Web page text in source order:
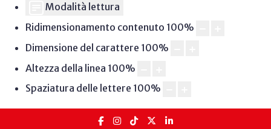
Modalità lettura
Ridimensionamento contenuto 100%
Dimensione del carattere 100%
Altezza della linea 100%
Spaziatura delle lettere 100%